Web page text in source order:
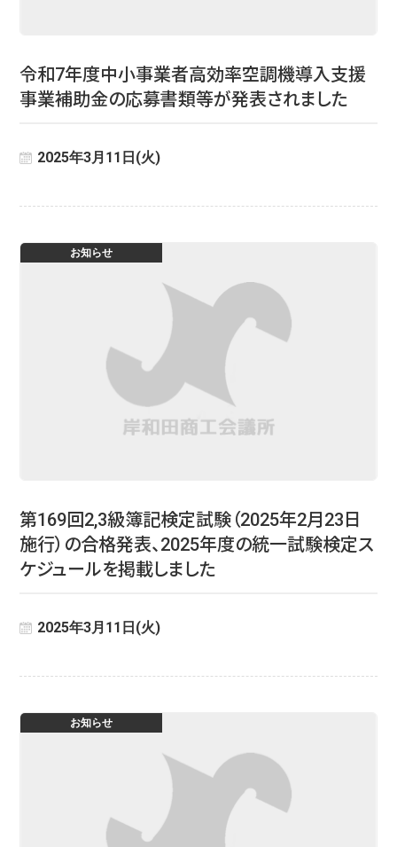
令和7年度中小事業者高効率空調機導入支援
事業補助金の応募書類等が発表されました
2025年3月11日(火)
お知らせ
第169回2,3級簿記検定試験（2025年2月23日
施行）の合格発表、2025年度の統一試験検定ス
ケジュールを掲載しました
2025年3月11日(火)
お知らせ